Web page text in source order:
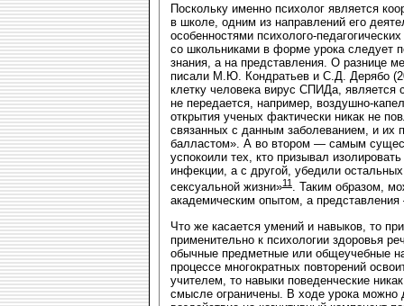
Поскольку именно психолог является
в школе, одним из направлений его
особенностями психолого-
со школьниками в форме урока следует
знания, а на представления. О разнице
писали М.Ю. Кондратьев и С.Д. Дерябо
клетку человека вирус СПИДа, является
не передается, например, воздушно-
открытия ученых фактически никак не
связанных с данным заболеванием, и их
балластом». А во втором — самым
успокоили тех, кто призывал
инфекции, а с другой, убедили
сексуальной жизни»11 . Таким образом,
академическим опытом, а
Что же касается умений и навыков, то
применительно к психологии здоровья
обычные предметные или общеучебные
процессе многократных повторений
учителем, то навыки поведенческие
смысле ограничены. В ходе урока можно